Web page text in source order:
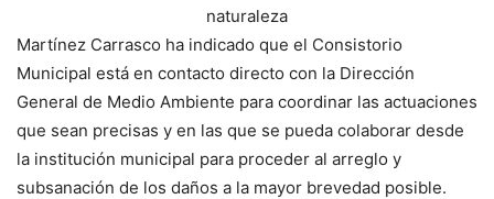
Martínez Carrasco ha indicado que el Consistorio
Municipal está en contacto directo con la Dirección
General de Medio Ambiente para coordinar las actuaciones
que sean precisas y en las que se pueda colaborar desde
la institución municipal para proceder al arreglo y
subsanación de los daños a la mayor brevedad posible.